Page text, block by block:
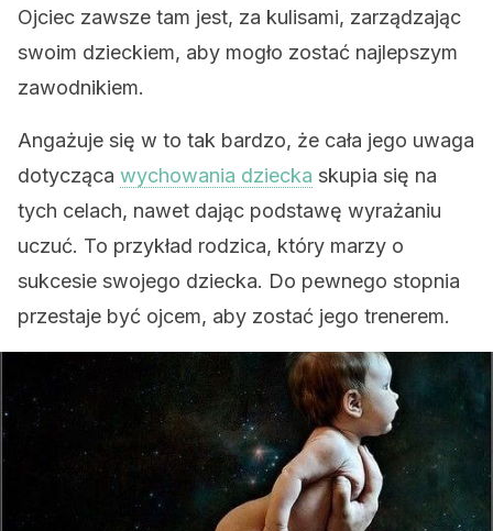
Ojciec zawsze tam jest, za kulisami, zarządzając
swoim dzieckiem, aby mogło zostać najlepszym
zawodnikiem.
Angażuje się w to tak bardzo, że cała jego uwaga
dotycząca wychowania dziecka skupia się na
tych celach, nawet dając podstawę wyrażaniu
uczuć. To przykład rodzica, który marzy o
sukcesie swojego dziecka. Do pewnego stopnia
przestaje być ojcem, aby zostać jego trenerem.